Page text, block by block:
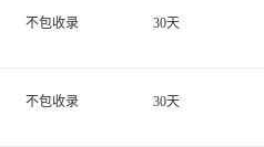
不包收录 30天
不包收录 30天